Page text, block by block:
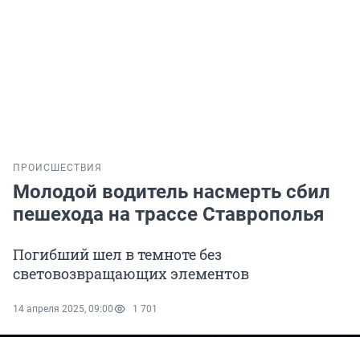
ПРОИСШЕСТВИЯ
Молодой водитель насмерть сбил
пешехода на трассе Ставрополья
Погибший шел в темноте без
световозвращающих элементов
14 апреля 2025, 09:00 1 701